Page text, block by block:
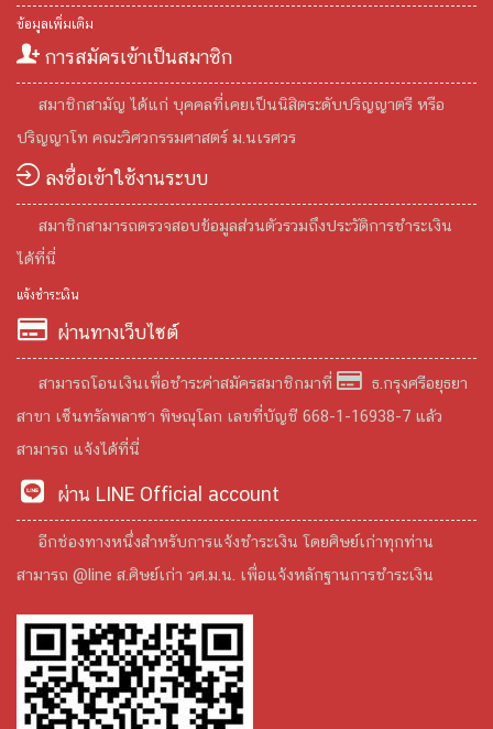
ข้อมูลเพิ่มเติม
การสมัครเข้าเป็นสมาชิก
สมาชิกสามัญ ได้แก่ บุคคลที่เคยเป็นนิสิตระดับปริญญาตรี หรือ
ปริญญาโท คณะวิศวกรรมศาสตร์ ม.นเรศวร
ลงชื่อเข้าใช้งานระบบ
สมาชิกสามารถตรวจสอบข้อมูลส่วนตัวรวมถึงประวัติการชำระเงิน
ได้ที่นี่
แจ้งชำระเงิน
ผ่านทางเว็บไซต์
สามารถโอนเงินเพื่อชำระค่าสมัครสมาชิกมาที่
ธ.กรุงศรีอยุธยา
สาขา เซ็นทรัลพลาซา พิษณุโลก เลขที่บัญชี 668-1-16938-7 แล้ว
สามารถ แจ้งได้ที่นี่
ผ่าน LINE Official account
อีกช่องทางหนึ่งสำหรับการแจ้งชำระเงิน โดยศิษย์เก่าทุกท่าน
สามารถ @line ส.ศิษย์เก่า วศ.ม.น. เพื่อแจ้งหลักฐานการชำระเงิน